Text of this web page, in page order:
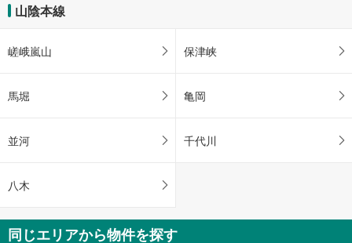
山陰本線
嵯峨嵐山 保津峡
馬堀 亀岡
並河 千代川
八木
同じエリアから物件を探す